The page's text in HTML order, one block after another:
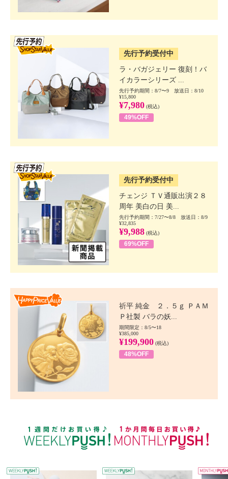
先行予約受付中
ラ・バガジェリー 復刻！バ
イカラーシリーズ ...
先行予約期間：8/7〜9 放送日：8/10
¥15,800
¥7,980 (税込)
49%OFF
先行予約受付中
チェンジ ＴＶ通販出演２８
周年 美白の日 美...
先行予約期間：7/27〜8/8 放送日：8/9
¥32,835
¥9,988 (税込)
69%OFF
祈平 純金 ２．５ｇ ＰＡＭ
Ｐ社製 バラの妖...
期間限定：8/5〜18
¥385,000
¥199,900 (税込)
48%OFF
WEEKLY PUSH